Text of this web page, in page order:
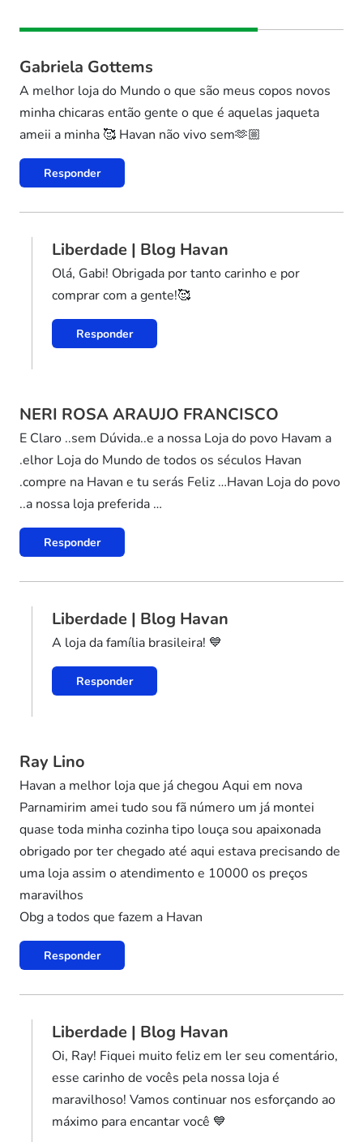
Gabriela Gottems
A melhor loja do Mundo o que são meus copos novos
minha chicaras então gente o que é aquelas jaqueta
ameii a minha 🥰 Havan não vivo sem🫶🏼
Responder
Liberdade | Blog Havan
Olá, Gabi! Obrigada por tanto carinho e por
comprar com a gente!🥰
Responder
NERI ROSA ARAUJO FRANCISCO
E Claro ..sem Dúvida..e a nossa Loja do povo Havam a
.elhor Loja do Mundo de todos os séculos Havan
.compre na Havan e tu serás Feliz …Havan Loja do povo
..a nossa loja preferida …
Responder
Liberdade | Blog Havan
A loja da família brasileira! 💙
Responder
Ray Lino
Havan a melhor loja que já chegou Aqui em nova
Parnamirim amei tudo sou fã número um já montei
quase toda minha cozinha tipo louça sou apaixonada
obrigado por ter chegado até aqui estava precisando de
uma loja assim o atendimento e 10000 os preços
maravilhos
Obg a todos que fazem a Havan
Responder
Liberdade | Blog Havan
Oi, Ray! Fiquei muito feliz em ler seu comentário,
esse carinho de vocês pela nossa loja é
maravilhoso! Vamos continuar nos esforçando ao
máximo para encantar você 💙